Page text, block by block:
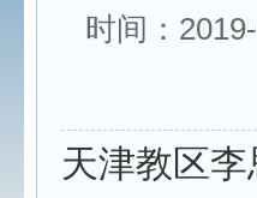
时间：
天津教区